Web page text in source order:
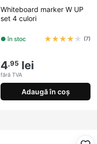
Whiteboard marker W UP
set 4 culori
● în stoc ★★★★ ★ (7)
4,95 lei
fără TVA
Adaugă în coș